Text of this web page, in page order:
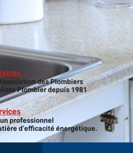
des Plombiers
Plombier depuis 1981
professionnel
d’efficacité énergétique.